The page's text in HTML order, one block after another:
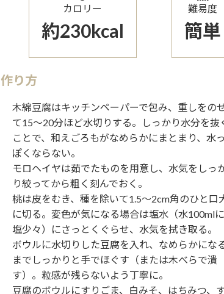
カロリー
約230kcal
難易度
簡単
作り方
木綿豆腐はキッチンペーパーで包み、重しをの
て15〜20分ほど水切りする。しっかり水分を抜
ことで、和えごろもがなめらかにまとまり、水っ
ぽくならない。
モロヘイヤは茹でたものを用意し、水気をしっ
り絞ってから粗く刻んでおく。
桃は皮をむき、種を除いて1.5〜2cm角のひと口
に切る。変色が気になる場合は塩水（水100mlに
塩少々）にさっとくぐらせ、水気を拭き取る。
ボウルに水切りした豆腐を入れ、なめらかにな
までしっかりと手でほぐす（または木べらで潰
す）。粒感が残らないよう丁寧に。
豆腐のボウルにすりごま、白みそ、はちみつ、